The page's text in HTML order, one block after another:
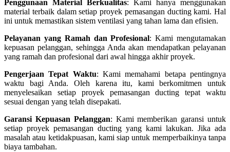
Penggunaan Material Berkualitas: Kami hanya menggunakan
material terbaik dalam setiap proyek pemasangan ducting kami. Hal
ini untuk memastikan sistem ventilasi yang tahan lama dan efisien.
Pelayanan yang Ramah dan Profesional: Kami mengutamakan
kepuasan pelanggan, sehingga Anda akan mendapatkan pelayanan
yang ramah dan profesional dari awal hingga akhir proyek.
Pengerjaan Tepat Waktu: Kami memahami betapa pentingnya
waktu bagi Anda. Oleh karena itu, kami berkomitmen untuk
menyelesaikan setiap proyek pemasangan ducting tepat waktu
sesuai dengan yang telah disepakati.
Garansi Kepuasan Pelanggan: Kami memberikan garansi untuk
setiap proyek pemasangan ducting yang kami lakukan. Jika ada
masalah atau ketidakpuasan, kami siap untuk memperbaikinya tanpa
biaya tambahan.